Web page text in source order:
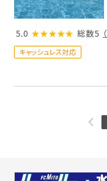
5.0 ★★★★★ 総数5
キャッシュレス対応